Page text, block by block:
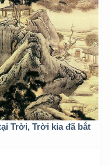
Trời, Trời kia đã bắt